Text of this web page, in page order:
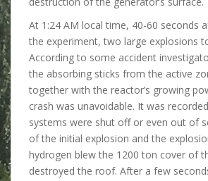
At 1:24 AM local time, 40-60 seconds
the experiment, two large explosions
According to some accident
the absorbing sticks from the active
together with the reactor’s growing
crash was unavoidable. It was
systems were shut off or even out of
of the initial explosion and the
hydrogen blew the 1200 ton cover of
destroyed the roof. After a few